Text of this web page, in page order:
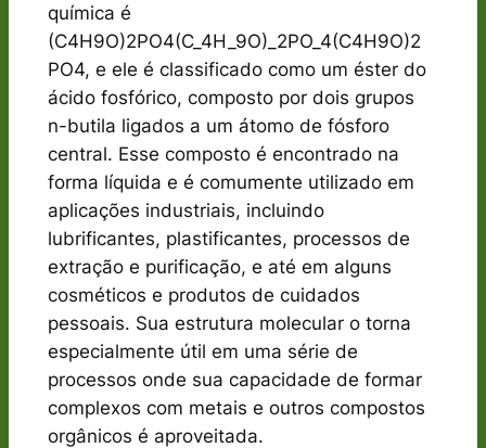
química é
(C4H9O)2PO4(C_4H_9O)_2PO_4(C4H9O)2
PO4, e ele é classificado como um éster do
ácido fosfórico, composto por dois grupos
n-butila ligados a um átomo de fósforo
central. Esse composto é encontrado na
forma líquida e é comumente utilizado em
aplicações industriais, incluindo
lubrificantes, plastificantes, processos de
extração e purificação, e até em alguns
cosméticos e produtos de cuidados
pessoais. Sua estrutura molecular o torna
especialmente útil em uma série de
processos onde sua capacidade de formar
complexos com metais e outros compostos
orgânicos é aproveitada.